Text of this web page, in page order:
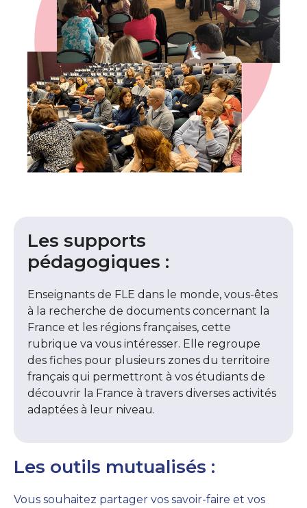
Les supports
pédagogiques :
Enseignants de FLE dans le monde, vous-êtes
à la recherche de documents concernant la
France et les régions françaises, cette
rubrique va vous intéresser. Elle regroupe
des fiches pour plusieurs zones du territoire
français qui permettront à vos étudiants de
découvrir la France à travers diverses activités
adaptées à leur niveau.
Les outils mutualisés :
Vous souhaitez partager vos savoir-faire et vos